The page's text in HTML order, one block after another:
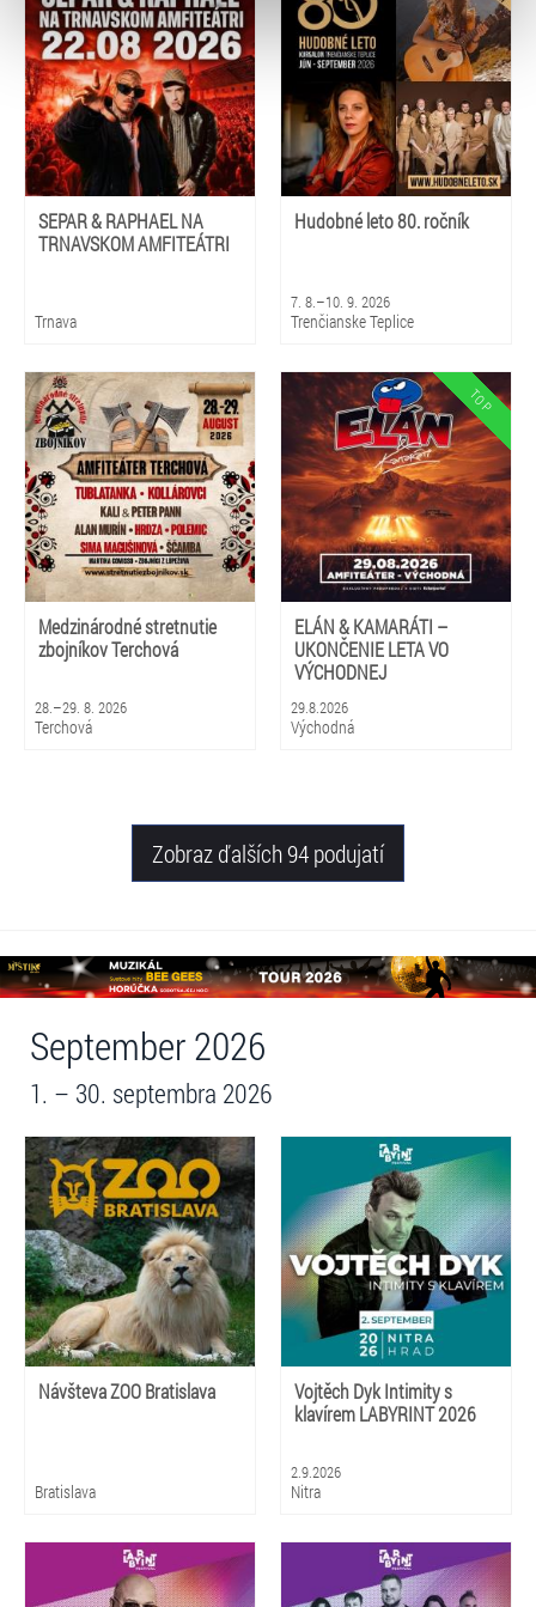
zpracování upravíte zaškrtnutím příslušné varianty. Svoji
volbu můžete kdykoliv změnit v zápatí stránky v záložce
„Cookies a jejich nastavení“.
SEPAR & RAPHAEL NA
TRNAVSKOM AMFITEÁTRI
Trnava
Hudobné leto 80. ročník
7. 8.–10. 9. 2026
Trenčianske Teplice
Medzinárodné stretnutie
zbojníkov Terchová
28.–29. 8. 2026
Terchová
ELÁN & KAMARÁTI –
UKONČENIE LETA VO
VÝCHODNEJ
29.8.2026
Východná
Zobraz ďalších 94 podujatí
September 2026
1. – 30. septembra 2026
Návšteva ZOO Bratislava
Bratislava
Vojtěch Dyk Intimity s
klavírem LABYRINT 2026
2.9.2026
Nitra